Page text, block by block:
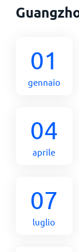
01
gennaio
04
aprile
07
luglio